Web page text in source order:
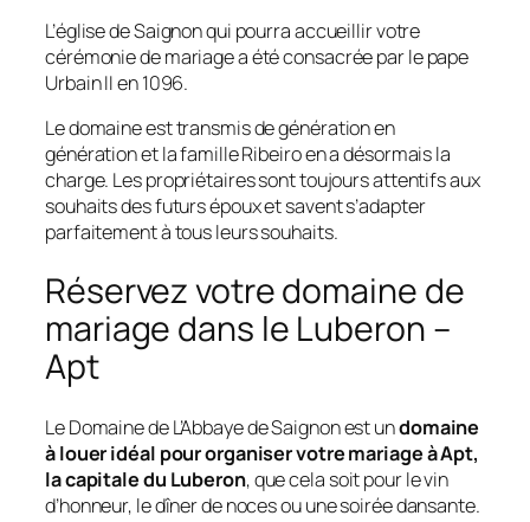
L’église de Saignon qui pourra accueillir votre
cérémonie de mariage a été consacrée par le pape
Urbain II en 1096.
Le domaine est transmis de génération en
génération et la famille Ribeiro en a désormais la
charge. Les propriétaires sont toujours attentifs aux
souhaits des futurs époux et savent s’adapter
parfaitement à tous leurs souhaits.
Réservez votre domaine de
mariage dans le Luberon –
Apt
Le Domaine de L’Abbaye de Saignon est undomaine
à louer idéal pour organiser votre mariage à Apt,
la capitale du Luberon, que cela soit pour le vin
d’honneur, le dîner de noces ou une soirée dansante.